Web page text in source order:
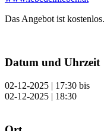
Das Angebot ist kostenlos.
Datum und Uhrzeit
02-12-2025 | 17:30 bis
02-12-2025 | 18:30